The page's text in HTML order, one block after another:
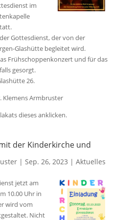
im
Gottesdienst, der von der
Glashütte begleitet wird.
Frühschoppenkonzert und für das
gesorgt.
26.
Klemens Armbruster
dieses anklicken.
der Kinderkirche und
| Sep. 26, 2023 | Aktuelles
jetzt am
10.00 Uhr in
wird vom
Nicht